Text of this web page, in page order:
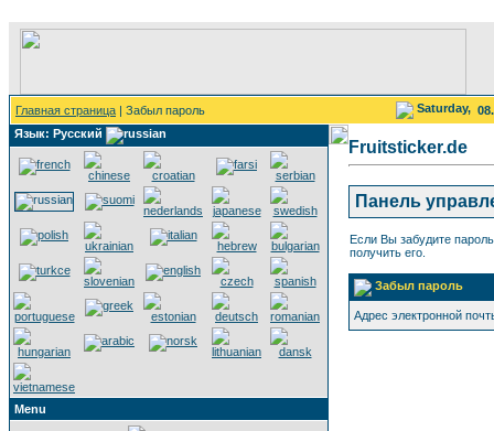
Главная страница | Забыл пароль Saturday,
Язык: Русский
Menu
Fruitsticker.de
Панель
Если Вы забудите
получить его.
Забыл пароль
Адрес электронной